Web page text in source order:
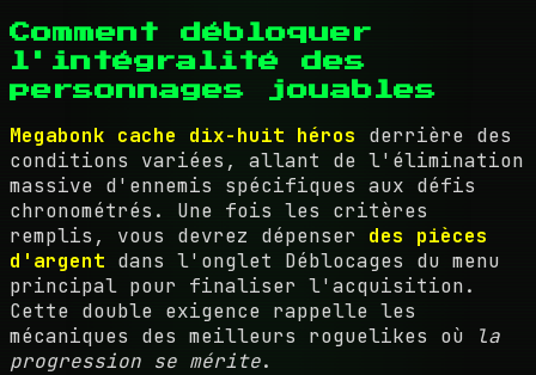
Comment débloquer
l'intégralité des
personnages jouables
Megabonk cache dix-huit héros derrière des
conditions variées, allant de l'élimination
massive d'ennemis spécifiques aux défis
chronométrés. Une fois les critères
remplis, vous devrez dépenser des pièces
d'argent dans l'onglet Déblocages du menu
principal pour finaliser l'acquisition.
Cette double exigence rappelle les
mécaniques des meilleurs roguelikes où
la
progression se mérite.